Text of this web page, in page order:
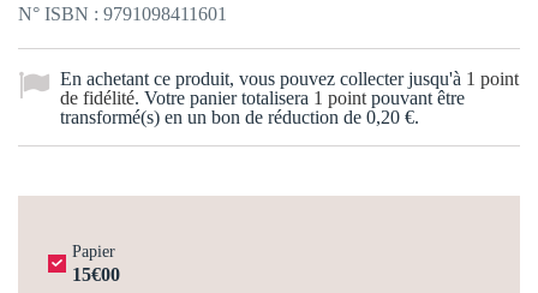
N° ISBN : 9791098411601
En achetant ce produit, vous pouvez collecter jusqu'à 1 point
de fidélité. Votre panier totalisera 1 point pouvant être
transformé(s) en un bon de réduction de 0,20 €.
Papier
15€00